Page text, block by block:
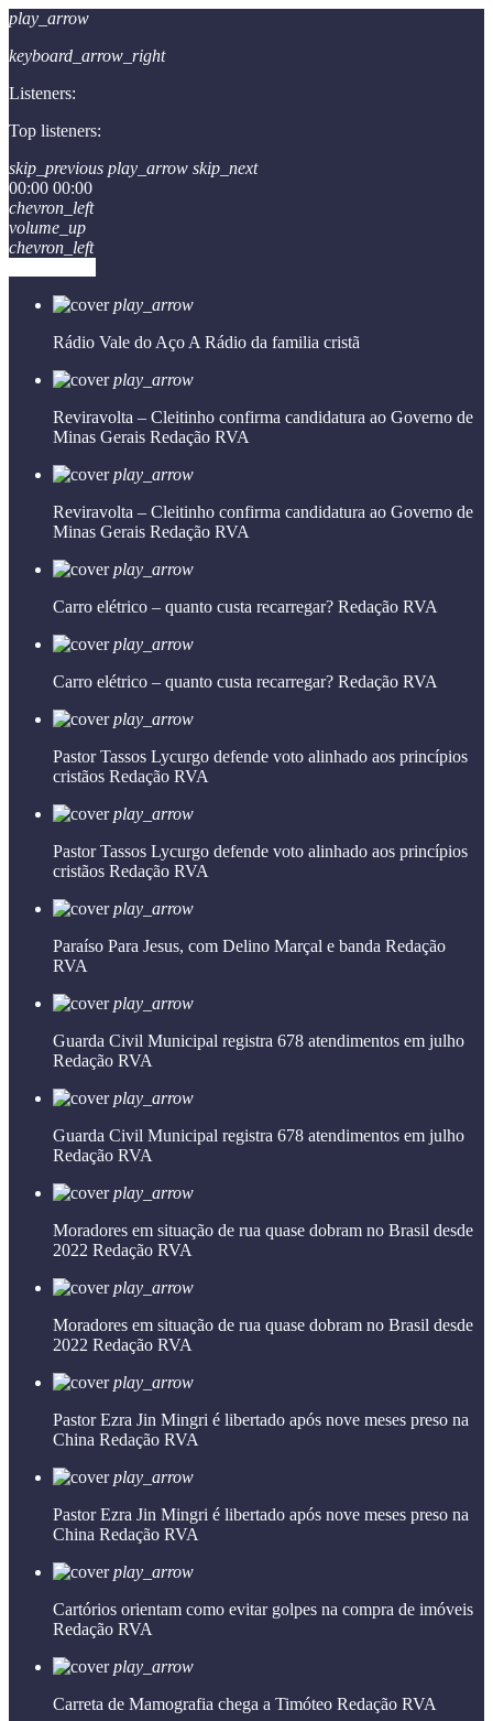
play_arrow
keyboard_arrow_right
Listeners:
Top listeners:
skip_previous play_arrow skip_next
00:00 00:00
chevron_left
volume_up
chevron_left
play_arrow
Rádio Vale do Aço A Rádio da familia cristã
play_arrow
Reviravolta – Cleitinho confirma candidatura ao Governo de
Minas Gerais Redação RVA
play_arrow
Reviravolta – Cleitinho confirma candidatura ao Governo de
Minas Gerais Redação RVA
play_arrow
Carro elétrico – quanto custa recarregar? Redação RVA
play_arrow
Carro elétrico – quanto custa recarregar? Redação RVA
play_arrow
Pastor Tassos Lycurgo defende voto alinhado aos princípios
cristãos Redação RVA
play_arrow
Pastor Tassos Lycurgo defende voto alinhado aos princípios
cristãos Redação RVA
play_arrow
Paraíso Para Jesus, com Delino Marçal e banda Redação
RVA
play_arrow
Guarda Civil Municipal registra 678 atendimentos em julho
Redação RVA
play_arrow
Guarda Civil Municipal registra 678 atendimentos em julho
Redação RVA
play_arrow
Moradores em situação de rua quase dobram no Brasil desde
2022 Redação RVA
play_arrow
Moradores em situação de rua quase dobram no Brasil desde
2022 Redação RVA
play_arrow
Pastor Ezra Jin Mingri é libertado após nove meses preso na
China Redação RVA
play_arrow
Pastor Ezra Jin Mingri é libertado após nove meses preso na
China Redação RVA
play_arrow
Cartórios orientam como evitar golpes na compra de imóveis
Redação RVA
play_arrow
Carreta de Mamografia chega a Timóteo Redação RVA